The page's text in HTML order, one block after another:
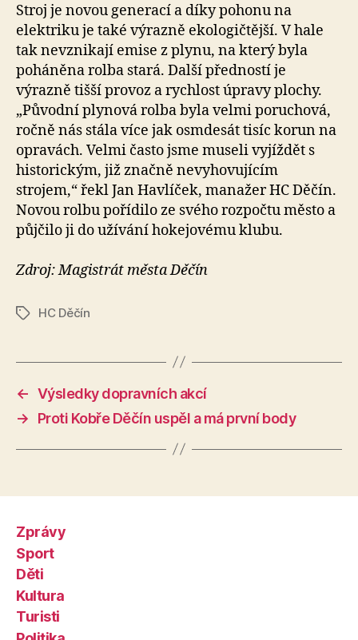
Stroj je novou generací a díky pohonu na
elektriku je také výrazně ekologičtější. V hale
tak nevznikají emise z plynu, na který byla
poháněna rolba stará. Další předností je
výrazně tišší provoz a rychlost úpravy plochy.
„Původní plynová rolba byla velmi poruchová,
ročně nás stála více jak osmdesát tisíc korun na
opravách. Velmi často jsme museli vyjíždět s
historickým, již značně nevyhovujícím
strojem,“ řekl Jan Havlíček, manažer HC Děčín.
Novou rolbu pořídilo ze svého rozpočtu město a
půjčilo ji do užívání hokejovému klubu.
Zdroj: Magistrát města Děčín
ŠtítkyHC Děčín
← Výsledky dopravních akcí
→
Proti Kobře Děčín uspěl a má první body
Zprávy
Sport
Děti
Kultura
Turisti